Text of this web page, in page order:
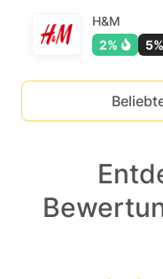
H&M
2%
5%